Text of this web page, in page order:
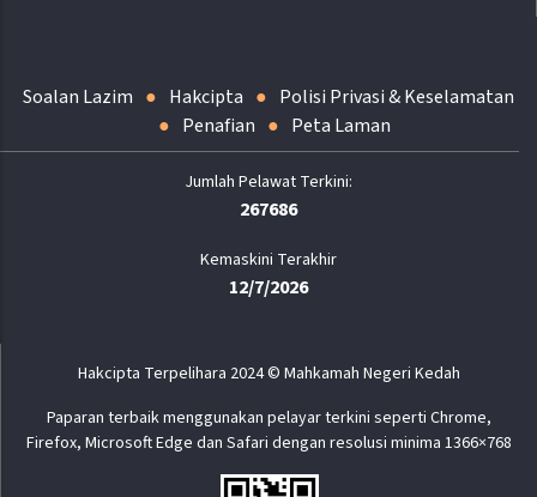
Soalan Lazim Hakcipta
Polisi Privasi & Keselamatan
Penafian
Peta Laman
267686
Kemaskini Terakhir
12/7/2026
Hakcipta Terpelihara 2024 © Mahkamah Negeri Kedah
Paparan terbaik menggunakan pelayar terkini seperti Chrome,
Firefox, Microsoft Edge dan Safari dengan resolusi minima 1366×768